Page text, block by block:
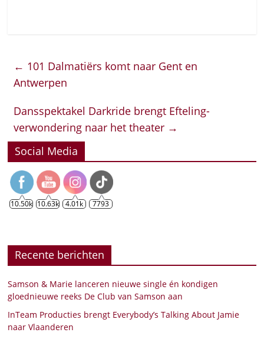
← 101 Dalmatiërs komt naar Gent en
Antwerpen
Dansspektakel Darkride brengt Efteling-
verwondering naar het theater →
Social Media
10.50k 10.63k 4.01k 7793
Recente berichten
Samson & Marie lanceren nieuwe single én kondigen
gloednieuwe reeks De Club van Samson aan
InTeam Producties brengt Everybody’s Talking About Jamie
naar Vlaanderen